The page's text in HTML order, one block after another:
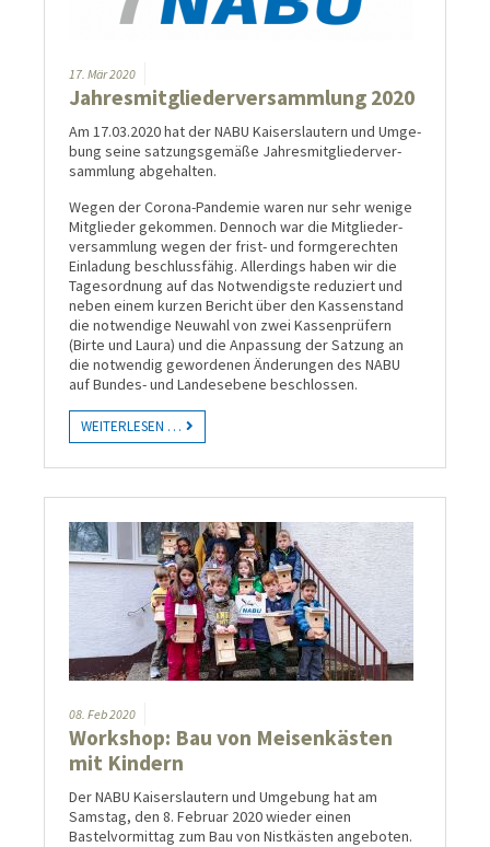
17. Mär2020
Jahresmitgliederversammlung 2020
Am 17.03.2020 hat der NABU Kaisers­lautern und Umge­
bung seine satzungs­gemäße Jahres­mit­glieder­ver­
samm­lung ab­ge­hal­ten.
Wegen der Corona-Pandemie waren nur sehr wenige
Mitglieder gekommen. Dennoch war die Mit­glieder­
ver­samm­lung wegen der frist- und form­gerechten
Ein­ladung beschluss­fähig. Aller­dings haben wir die
Tages­ordnung auf das Not­wendigste redu­ziert und
neben einem kurzen Bericht über den Kassen­stand
die not­wendige Neu­wahl von zwei Kassen­prüfern
(Birte und Laura) und die Anpas­sung der Satzung an
die not­wendig gewor­denen Ände­rungen des NABU
auf Bundes- und Landes­ebene beschlossen.
WEITERLESEN …
08. Feb 2020
Workshop: Bau von Meisen­käs­ten
mit Kin­dern
Der NABU Kaiserslautern und Umgebung hat am
Samstag, den 8. Februar 2020 wieder einen
Bastelvormittag zum Bau von Nistkästen angeboten.